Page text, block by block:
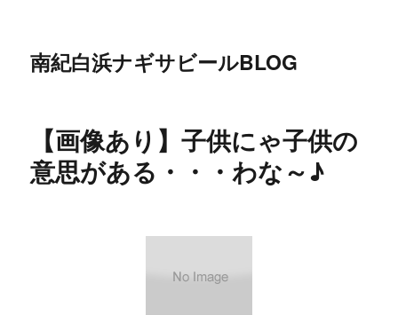
南紀白浜ナギサビールBLOG
【画像あり】子供にゃ子供の
意思がある・・・わな～♪